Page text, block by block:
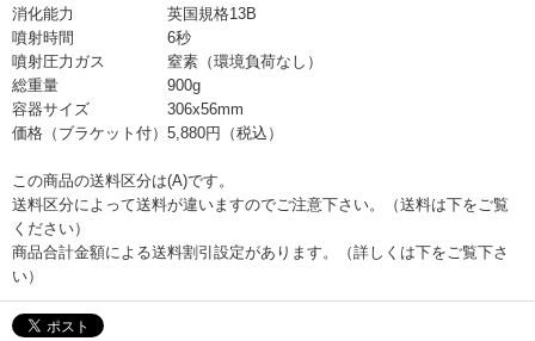
消化能力
英国規格13B
噴射時間
6秒
噴射圧力ガス
窒素（環境負荷なし）
総重量
900g
容器サイズ
306x56mm
価格（ブラケット付） 5,880円（税込）
この商品の送料区分は(A)です。
送料区分によって送料が違いますのでご注意下さい。（送料は下をご覧
ください）
商品合計金額による送料割引設定があります。（詳しくは下をご覧下さ
い）